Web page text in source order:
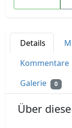
Details
Kommentare
Galerie 0
Über